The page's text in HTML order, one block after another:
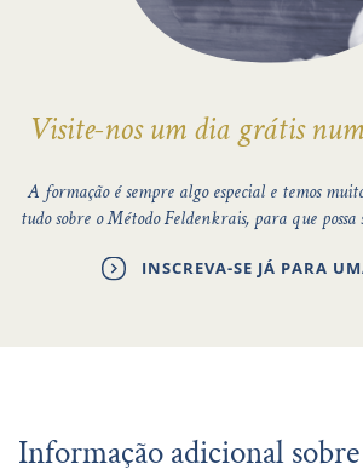
Visite-nos um dia grátis
A formação é sempre algo especial e temos
tudo sobre o Método Feldenkrais, para que possa
INSCREVA-SE JÁ PARA
Informação adicional sobre